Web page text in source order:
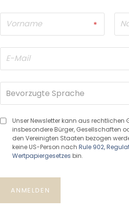
Unser Newsletter kann aus rechtlichen
insbesondere Bürger, Gesellschaften
den Vereinigten Staaten bezogen
keine US-Person nach Rule 902,
Wertpapiergesetzes bin.
ANMELDEN